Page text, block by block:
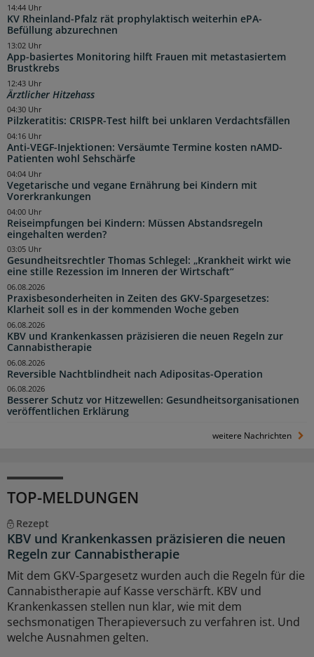
KV Rheinland-Pfalz rät prophylaktisch weiterhin ePA-
Befüllung abzurechnen
14:44 Uhr
App-basiertes Monitoring hilft Frauen mit metastasiertem
Brustkrebs
13:02 Uhr
Ärztlicher Hitzehass
12:43 Uhr
Pilzkeratitis: CRISPR-Test hilft bei unklaren Verdachtsfällen
04:30 Uhr
Anti-VEGF-Injektionen: Versäumte Termine kosten nAMD-
Patienten wohl Sehschärfe
04:16 Uhr
Vegetarische und vegane Ernährung bei Kindern mit
Vorerkrankungen
04:04 Uhr
Reiseimpfungen bei Kindern: Müssen Abstandsregeln
eingehalten werden?
04:00 Uhr
Gesundheitsrechtler Thomas Schlegel: „Krankheit wirkt wie
eine stille Rezession im Inneren der Wirtschaft“
03:05 Uhr
Praxisbesonderheiten in Zeiten des GKV-Spargesetzes:
Klarheit soll es in der kommenden Woche geben
06.08.2026
KBV und Krankenkassen präzisieren die neuen Regeln zur
Cannabistherapie
06.08.2026
Reversible Nachtblindheit nach Adipositas-Operation
06.08.2026
Besserer Schutz vor Hitzewellen: Gesundheitsorganisationen
veröffentlichen Erklärung
06.08.2026
weitere Nachrichten
TOP-MELDUNGEN
Rezept
KBV und Krankenkassen präzisieren die neuen
Regeln zur Cannabistherapie
Mit dem GKV-Spargesetz wurden auch die Regeln für die
Cannabistherapie auf Kasse verschärft. KBV und
Krankenkassen stellen nun klar, wie mit dem
sechsmonatigen Therapieversuch zu verfahren ist. Und
welche Ausnahmen gelten.